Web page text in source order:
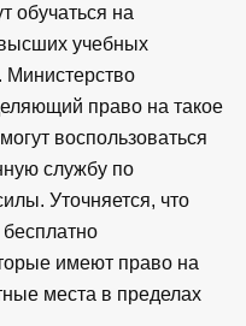
обучаться на
учебных
Министерство
право на такое
воспользоваться
службу по
Уточняется, что
имеют право на
места в пределах